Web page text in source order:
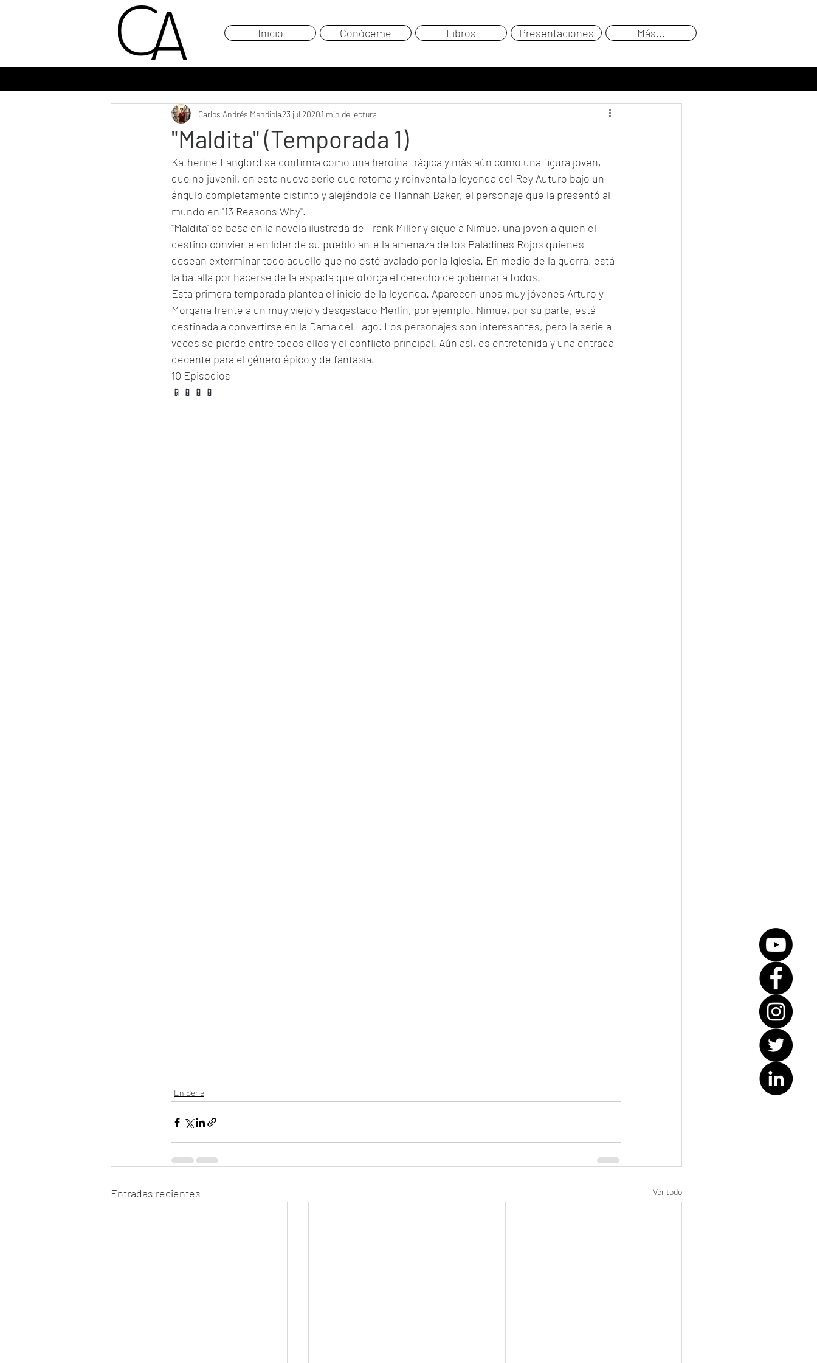
Inicio Conóceme Libros Presentaciones Más...
"Maldita" (Temporada 1)
Carlos Andrés Mendiola23 jul 20201 min de lectura
Katherine Langford se confirma como una heroína trágica y más aún como una figura joven,
que no juvenil, en esta nueva serie que retoma y reinventa la leyenda del Rey Auturo bajo un
ángulo completamente distinto y alejándola de Hannah Baker, el personaje que la presentó al
mundo en "13 Reasons Why".
"Maldita" se basa en la novela ilustrada de Frank Miller y sigue a Nimue, una joven a quien el
destino convierte en líder de su pueblo ante la amenaza de los Paladines Rojos quienes
desean exterminar todo aquello que no esté avalado por la Iglesia. En medio de la guerra, está
la batalla por hacerse de la espada que otorga el derecho de gobernar a todos.
Esta primera temporada plantea el inicio de la leyenda. Aparecen unos muy jóvenes Arturo y
Morgana frente a un muy viejo y desgastado Merlín, por ejemplo. Nimue, por su parte, está
destinada a convertirse en la Dama del Lago. Los personajes son interesantes, pero la serie a
veces se pierde entre todos ellos y el conflicto principal. Aún así, es entretenida y una entrada
decente para el género épico y de fantasía.
10 Episodios
📱📱📱📱
En Serie
Entradas recientes Ver todo